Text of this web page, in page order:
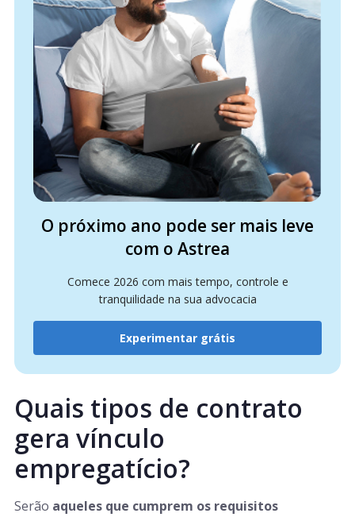
O próximo ano pode ser mais leve
com o Astrea
Comece 2026 com mais tempo, controle e
tranquilidade na sua advocacia
Experimentar grátis
Quais tipos de contrato
gera vínculo
empregatício?
Serão aqueles que cumprem os requisitos